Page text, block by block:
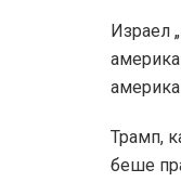
Израел
Трамп,
беше